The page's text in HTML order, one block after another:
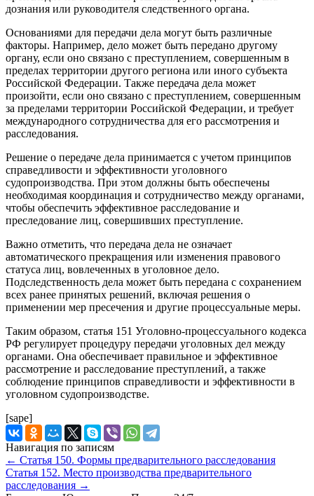
дознания или руководителя следственного органа.
Основаниями для передачи дела могут быть различные
факторы. Например, дело может быть передано другому
органу, если оно связано с преступлением, совершенным в
пределах территории другого региона или иного субъекта
Российской Федерации. Также передача дела может
произойти, если оно связано с преступлением, совершенным
за пределами территории Российской Федерации, и требует
международного сотрудничества для его рассмотрения и
расследования.
Решение о передаче дела принимается с учетом принципов
справедливости и эффективности уголовного
судопроизводства. При этом должны быть обеспечены
необходимая координация и сотрудничество между органами,
чтобы обеспечить эффективное расследование и
преследование лиц, совершивших преступление.
Важно отметить, что передача дела не означает
автоматического прекращения или изменения правового
статуса лиц, вовлеченных в уголовное дело.
Подследственность дела может быть передана с сохранением
всех ранее принятых решений, включая решения о
применении мер пресечения и другие процессуальные меры.
Таким образом, статья 151 Уголовно-процессуального кодекса
РФ регулирует процедуру передачи уголовных дел между
органами. Она обеспечивает правильное и эффективное
рассмотрение и расследование преступлений, а также
соблюдение принципов справедливости и эффективности в
уголовном судопроизводстве.
[sape]
Навигация по записям
← Статья 150. Формы предварительного расследования
Статья 152. Место производства предварительного
расследования →